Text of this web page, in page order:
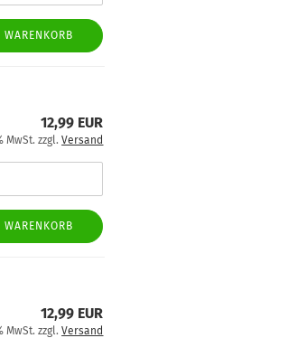
WARENKORB
12,99 EUR
MwSt. zzgl.Versand
WARENKORB
12,99 EUR
MwSt. zzgl.Versand